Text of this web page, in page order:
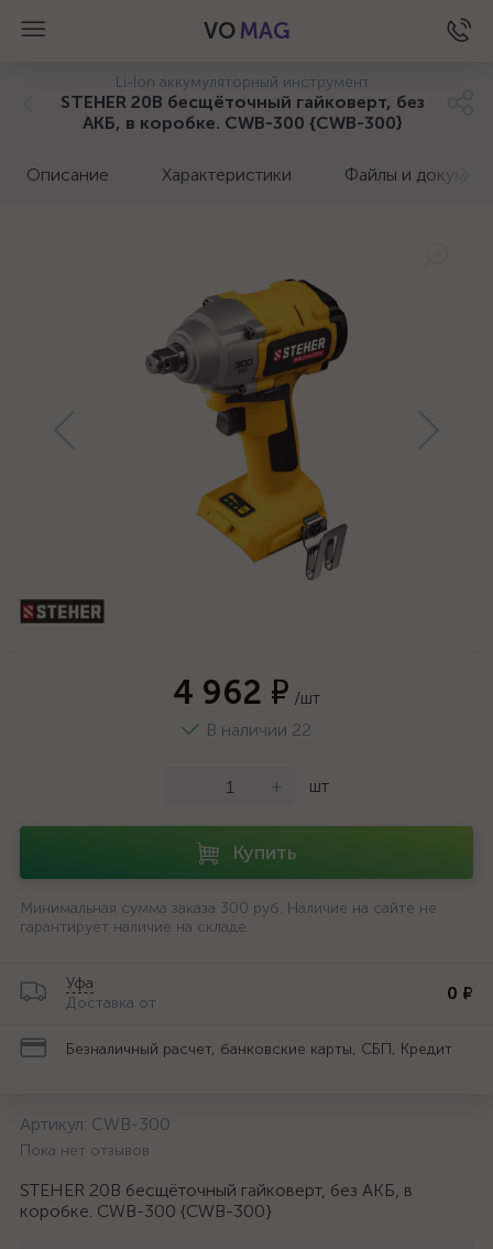
VO MAG
Li-Ion аккумуляторный инструмент
STEHER 20В бесщёточный гайковерт, без
АКБ, в коробке. CWB-300 {CWB-300}
Описание Характеристики Файлы и
4 962 ₽ /шт
В наличии 22
+ шт
Купить
Минимальная сумма заказа 300 руб. Наличие на сайте не
гарантирует наличие на складе.
Уфа
Доставка от
0 ₽
Безналичный расчет, банковские карты, СБП, Кредит
Артикул: CWB-300
Пока нет отзывов
STEHER 20В бесщёточный гайковерт, без АКБ, в
коробке. CWB-300 {CWB-300}